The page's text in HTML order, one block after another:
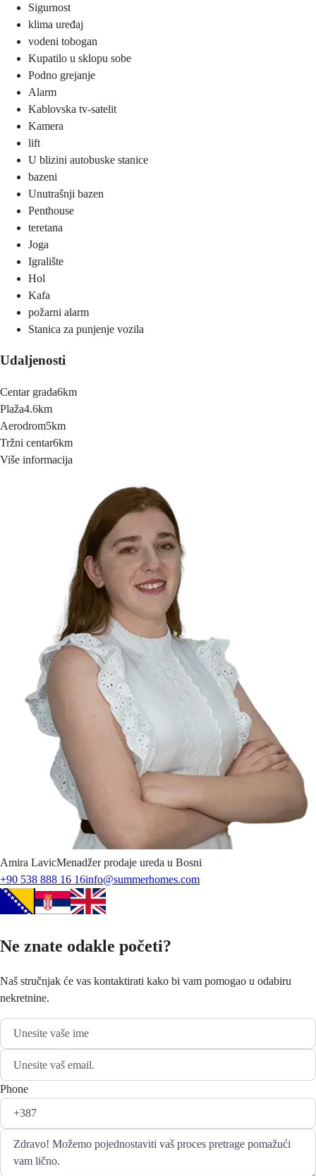
Sigurnost
klima uređaj
vodeni tobogan
Kupatilo u sklopu sobe
Podno grejanje
Alarm
Kablovska tv-satelit
Kamera
lift
U blizini autobuske stanice
bazeni
Unutrašnji bazen
Penthouse
teretana
Joga
Igralište
Hol
Kafa
požarni alarm
Stanica za punjenje vozila
Udaljenosti
Centar grada6km
Plaža4.6km
Aerodrom5km
Tržni centar6km
Više informacija
Amira LavicMenadžer prodaje ureda u Bosni
+90 538 888 16 16info@summerhomes.com
Ne znate odakle početi?
Naš stručnjak će vas kontaktirati kako bi vam pomogao u odabiru
nekretnine.
Phone